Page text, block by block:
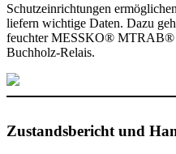
Schutz­ein­rich­tungen
liefern wich­tige Daten. Dazu
feuchter MESSKO®
Buchholz-Relais.
Zustands­be­richt und